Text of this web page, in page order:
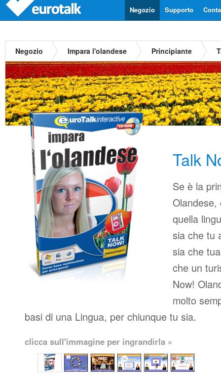
Supporto
Negozio
Negozio Impara l'olandese Principiante
Talk
Se è la
Olandese,
quella
sia che tu
sia che
che un
Now!
molto
basi di una Lingua, per chiunque tu sia.
clicca sull'immagine per ingrandirla »